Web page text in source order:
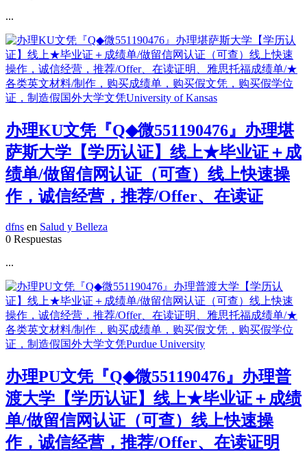
...
办理KU文凭『Q◆微551190476』办理堪
萨斯大学【学历认证】线上★毕业证＋成
绩单/做留信网认证（可查）线上快速操
作，诚信经营，推荐/Offer、在读证
dfns en Salud y Belleza
0 Respuestas
...
办理PU文凭『Q◆微551190476』办理普
渡大学【学历认证】线上★毕业证＋成绩
单/做留信网认证（可查）线上快速操
作，诚信经营，推荐/Offer、在读证明